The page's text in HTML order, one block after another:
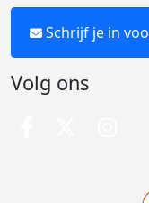
Schrijf je in
Volg ons